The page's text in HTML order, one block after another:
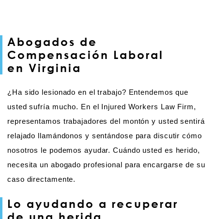
Abogados de
Compensación Laboral
en Virginia
¿Ha sido lesionado en el trabajo? Entendemos que
usted sufría mucho. En el Injured Workers Law Firm,
representamos trabajadores del montón y usted sentirá
relajado llamándonos y sentándose para discutir cómo
nosotros le podemos ayudar. Cuándo usted es herido,
necesita un abogado profesional para encargarse de su
caso directamente.
Lo ayudando a recuperar